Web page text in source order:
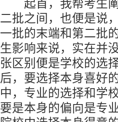
起首，我帮考生阐
二批之间，也便是说
一批的末端和第二批
生影响来说，实在并
张区别便是学校的选
后，要选择本身喜好
中，专业的选择和学
要是本身的偏向是专